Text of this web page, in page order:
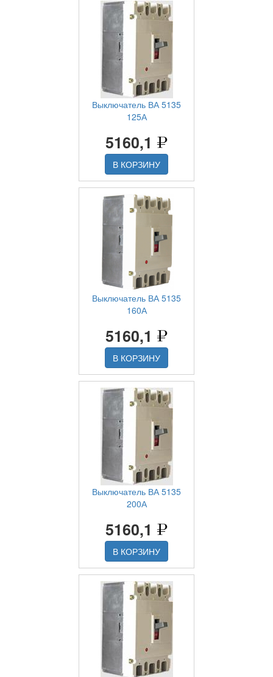
Выключатель ВА 5135
125А
5160,1
В КОРЗИНУ
Выключатель ВА 5135
160А
5160,1
В КОРЗИНУ
Выключатель ВА 5135
200А
5160,1
В КОРЗИНУ